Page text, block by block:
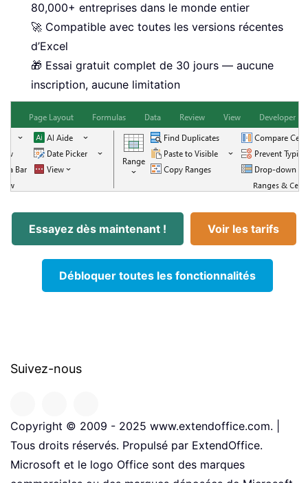
80,000+ entreprises dans le monde entier
🚀 Compatible avec toutes les versions récentes
d’Excel
🎁 Essai gratuit complet de 30 jours — aucune
inscription, aucune limitation
Essayez dès maintenant ! Voir les tarifs
Débloquer toutes les fonctionnalités
Suivez-nous
Copyright © 2009 - 2025 www.extendoffice.com. |
Tous droits réservés. Propulsé par ExtendOffice.
Microsoft et le logo Office sont des marques